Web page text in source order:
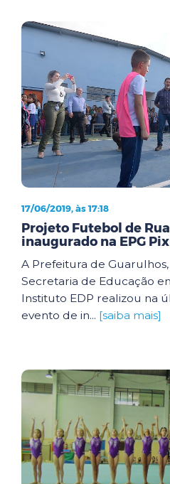
17/06/2019, às 17:18
Projeto Futebol de
inaugurado na EPG
A Prefeitura de
Secretaria de Educação
Instituto EDP realizou na
evento de in... [saiba mais]